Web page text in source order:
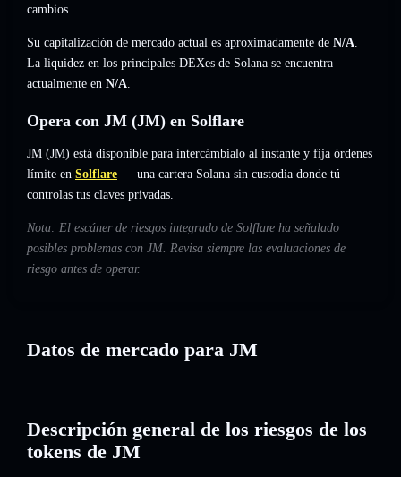
cambios.
Su capitalización de mercado actual es aproximadamente de N/A.
La liquidez en los principales DEXes de Solana se encuentra
actualmente en N/A.
Opera con JM (JM) en Solflare
JM (JM) está disponible para intercámbialo al instante y fija órdenes
límite en Solflare — una cartera Solana sin custodia donde tú
controlas tus claves privadas.
Nota: El escáner de riesgos integrado de Solflare ha señalado
posibles problemas con JM. Revisa siempre las evaluaciones de
riesgo antes de operar.
Datos de mercado para JM
Descripción general de los riesgos de los
tokens de JM